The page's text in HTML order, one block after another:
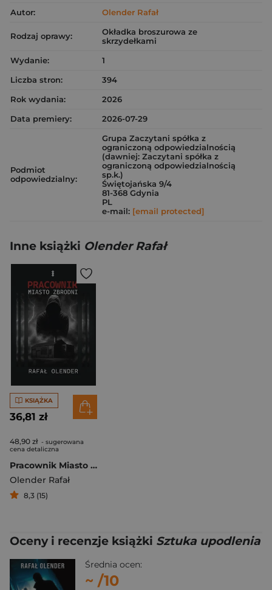
Autor: Olender Rafał
Rodzaj oprawy:
Okładka broszurowa ze
skrzydełkami
Wydanie:
1
Liczba stron:
394
Rok wydania:
2026
Data premiery:
2026-07-29
Podmiot
odpowiedzialny:
Grupa Zaczytani spółka z
ograniczoną odpowiedzialnością
(dawniej: Zaczytani spółka z
ograniczoną odpowiedzialnością
sp.k.)
Świętojańska 9/4
81-368 Gdynia
PL
e-mail: [email protected]
Inne książki Olender Rafał
KSIĄŻKA
36,81 zł
48,90 zł - sugerowana
cena detaliczna
Pracownik Miasto zbrodni
Olender Rafał
8,3 (15)
Oceny i recenzje książki Sztuka upodlenia
Średnia ocen:
~ /10